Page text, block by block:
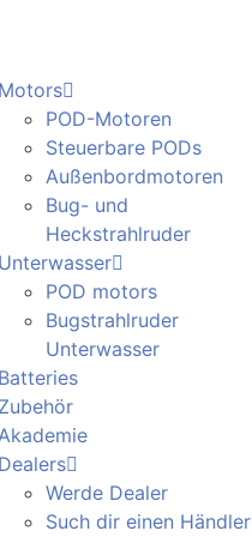
Motors
POD-Motoren
Steuerbare PODs
Außenbordmotoren
Bug- und
Heckstrahlruder
Unterwasser
POD motors
Bugstrahlruder
Unterwasser
Batteries
Zubehör
Dealers
Werde Dealer
Such dir einen Händler